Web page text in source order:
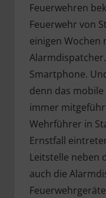
Feuerwehren
Feuerwehr von
einigen Wochen
Smartphone.
denn das
immer
Wehrführer in
Ernstfall
Leitstelle neben
auch die